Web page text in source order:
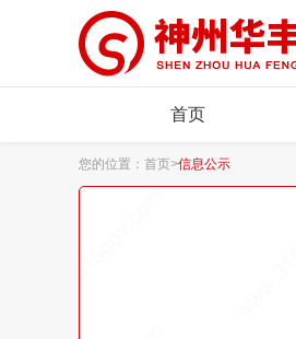
首页
您的位置： 首页>信息公示